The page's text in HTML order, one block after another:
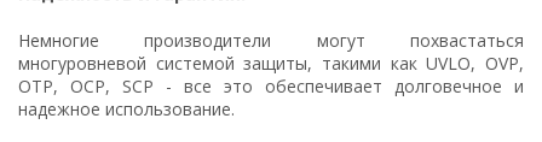
Немногие производители могут похвастаться
многуровневой системой защиты, такими как UVLO, OVP,
OTP, OCP, SCP - все это обеспечивает долговечное и
надежное использование.